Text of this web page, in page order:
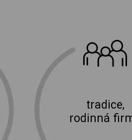
tradice,
rodinná
zařízení E-shop